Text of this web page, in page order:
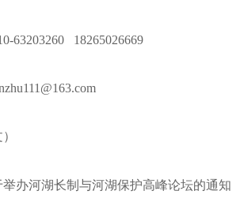
18265026669
河湖长制与河湖保护高峰论坛的通知